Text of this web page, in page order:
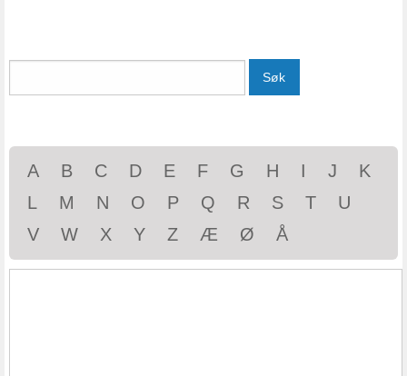
Søk
A B C D E F G H I J
K
L
M N O P Q R S T
U
V
W X Y Z Æ Ø Å